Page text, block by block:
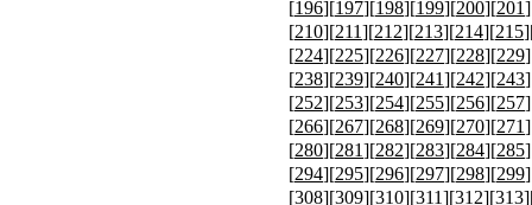
[196][197][198][199][200][201
[210][211][212][213][214][215
[224][225][226][227][228][229
[238][239][240][241][242][243
[252][253][254][255][256][257
[266][267][268][269][270][271
[280][281][282][283][284][285
[294][295][296][297][298][299
[308][309][310][311][312][313